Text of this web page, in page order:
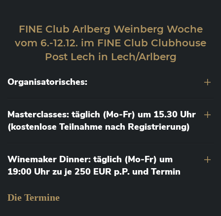
FINE Club Arlberg Weinberg Woche
vom 6.-12.12. im FINE Club Clubhouse
Post Lech in Lech/Arlberg
Organisatorisches:
Masterclasses: täglich (Mo-Fr) um 15.30 Uhr
(kostenlose Teilnahme nach Registrierung)
Winemaker Dinner: täglich (Mo-Fr) um
19:00 Uhr zu je 250 EUR p.P. und Termin
Die Termine